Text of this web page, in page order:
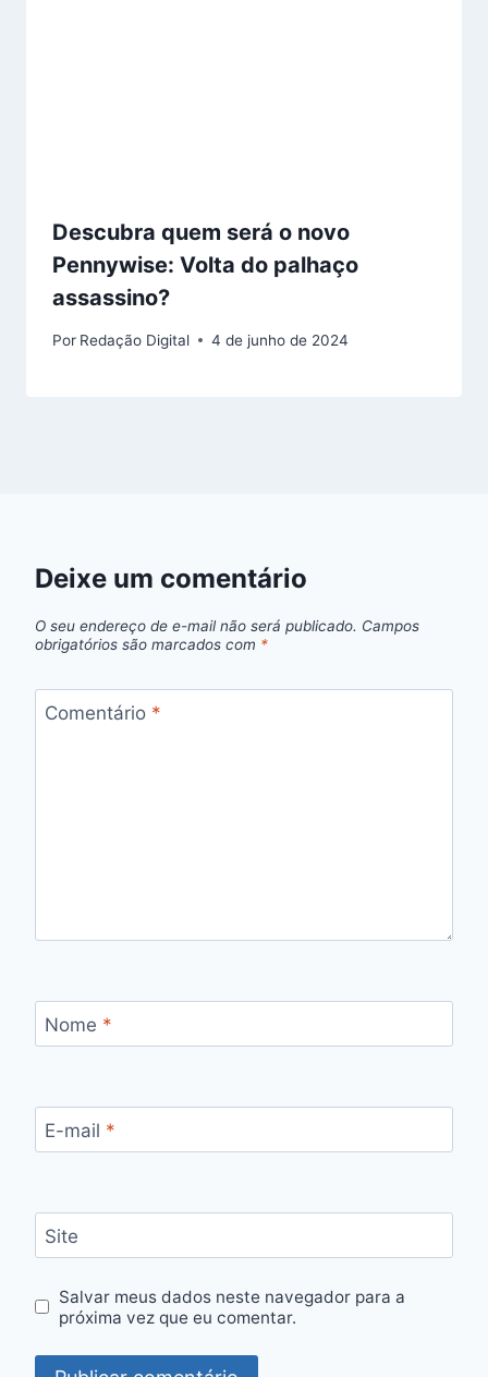
Descubra quem será o novo
Pennywise: Volta do palhaço
assassino?
Por Redação Digital 4 de junho de 2024
Deixe um comentário
O seu endereço de e-mail não será publicado. Campos
obrigatórios são marcados com *
Comentário *
Nome *
E-mail *
Site
Salvar meus dados neste navegador para a
próxima vez que eu comentar.